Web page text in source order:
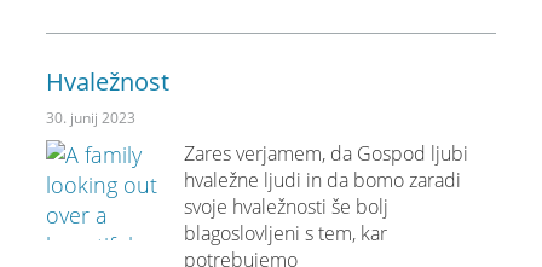
Hvaležnost
30. junij 2023
Zares verjamem, da Gospod ljubi
hvaležne ljudi in da bomo zaradi
svoje hvaležnosti še bolj
blagoslovljeni s tem, kar
potrebujemo